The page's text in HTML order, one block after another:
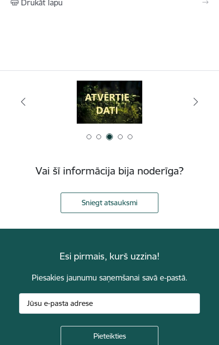
Drukāt lapu
Vai šī informācija bija noderīga?
Sniegt atsauksmi
Esi pirmais, kurš uzzina!
Piesakies jaunumu saņemšanai savā e-pastā.